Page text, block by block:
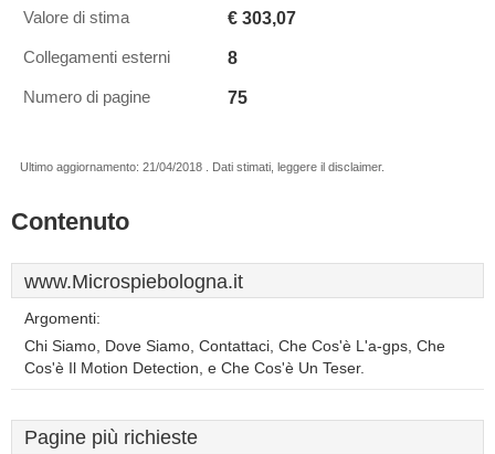
Valore di stima € 303,07
Collegamenti esterni 8
Numero di pagine 75
Ultimo aggiornamento: 21/04/2018 . Dati stimati, leggere il disclaimer.
Contenuto
www.Microspiebologna.it
Argomenti:
Chi Siamo, Dove Siamo, Contattaci, Che Cos'è L'a-gps, Che
Cos'è Il Motion Detection, e Che Cos'è Un Teser.
Pagine più richieste